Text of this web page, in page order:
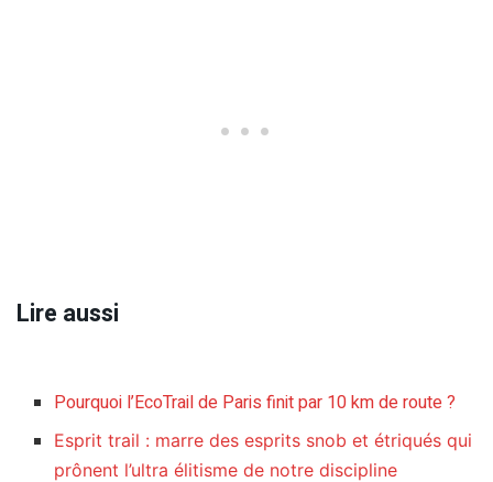
Lire aussi
Pourquoi l’EcoTrail de Paris finit par 10 km de route ?
Esprit trail : marre des esprits snob et étriqués qui
prônent l’ultra élitisme de notre discipline